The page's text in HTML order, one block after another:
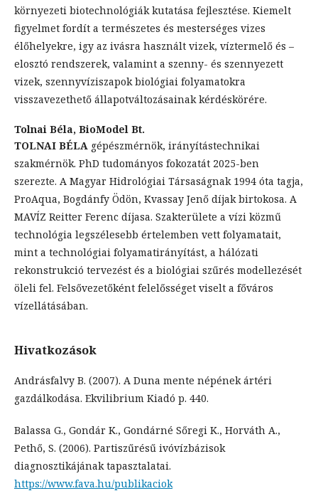
környezeti biotechnológiák kutatása fejlesztése. Kiemelt
figyelmet fordít a természetes és mesterséges vizes
élőhelyekre, igy az ivásra használt vizek, víztermelő és –
elosztó rendszerek, valamint a szenny- és szennyezett
vizek, szennyvíziszapok biológiai folyamatokra
visszavezethető állapotváltozásainak kérdéskörére.
Tolnai Béla, BioModel Bt.
TOLNAI BÉLA gépészmérnök, irányítástechnikai
szakmérnök. PhD tudományos fokozatát 2025-ben
szerezte. A Magyar Hidrológiai Társaságnak 1994 óta tagja,
ProAqua, Bogdánfy Ödön, Kvassay Jenő díjak birtokosa. A
MAVÍZ Reitter Ferenc díjasa. Szakterülete a vízi közmű
technológia legszélesebb értelemben vett folyamatait,
mint a technológiai folyamatirányítást, a hálózati
rekonstrukció tervezést és a biológiai szűrés modellezését
öleli fel. Felsővezetőként felelősséget viselt a főváros
vízellátásában.
Hivatkozások
Andrásfalvy B. (2007). A Duna mente népének ártéri
gazdálkodása. Ekvilibrium Kiadó p. 440.
Balassa G., Gondár K., Gondárné Sőregi K., Horváth A.,
Pethő, S. (2006). Partiszűrésű ivóvízbázisok
diagnosztikájának tapasztalatai.
https://www.fava.hu/publikaciok